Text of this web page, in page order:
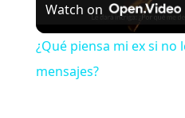
l
Watch on
¿Qué piensa mi ex si no
mensajes?